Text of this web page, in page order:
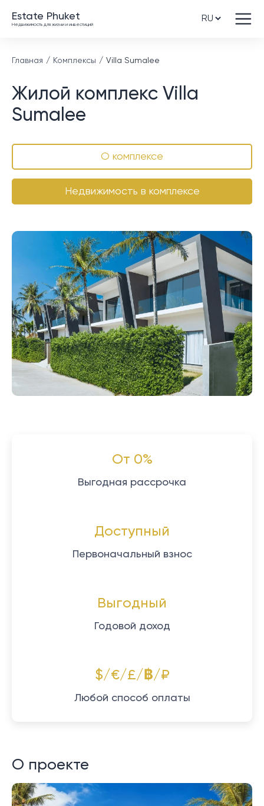
Estate Phuket
Недвижимость для жизни и инвестиций
Главная Комплексы Villa Sumalee
Жилой комплекс Villa
Sumalee
О комплексе
Недвижимость в комплексе
От 0%
Выгодная рассрочка
Доступный
Первоначальный взнос
Выгодный
Годовой доход
$/€/£/฿/₽
Любой способ оплаты
О проекте